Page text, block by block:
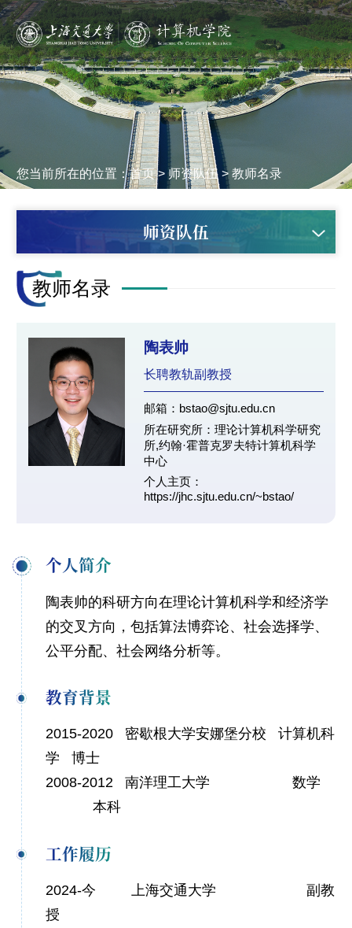
您当前所在的位置：首页> 师资队伍> 教师名录
师资队伍
教师名录
陶表帅
长聘教轨副教授
邮箱：bstao@sjtu.edu.cn
所在研究所：理论计算机科学研究
所,约翰·霍普克罗夫特计算机科学
中心
个人主页：
https://jhc.sjtu.edu.cn/~bstao/
个人简介
陶表帅的科研方向在理论计算机科学和经济学
的交叉方向，包括算法博弈论、社会选择学、
公平分配、社会网络分析等。
教育背景
2015-2020 密歇根大学安娜堡分校 计算机科
学 博士
2008-2012 南洋理工大学 数学
本科
工作履历
2024-今 上海交通大学 副教
授